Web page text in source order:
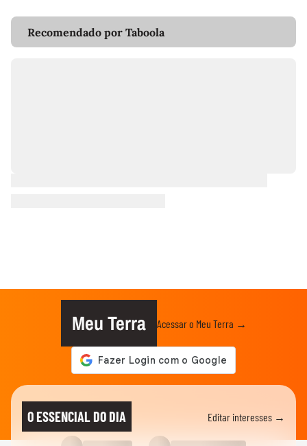
Recomendado por Taboola
Meu Terra Acessar o Meu Terra →
O ESSENCIAL DO DIA Editar interesses →